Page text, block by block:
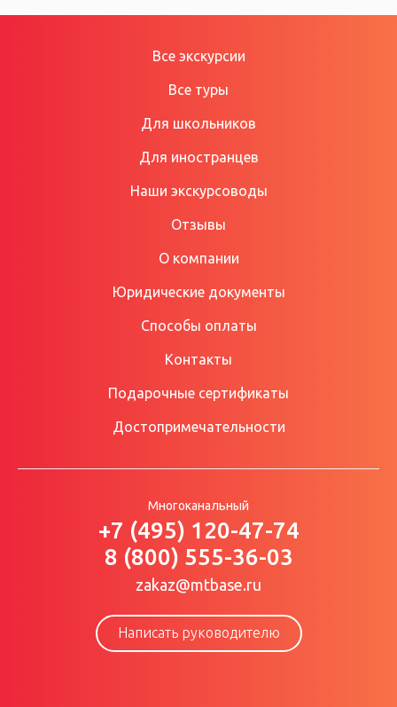
Все экскурсии
Все туры
Для школьников
Для иностранцев
Наши экскурсоводы
Отзывы
О компании
Юридические документы
Способы оплаты
Контакты
Подарочные сертификаты
Достопримечательности
Многоканальный
+7 (495) 120-47-74
8 (800) 555-36-03
zakaz@mtbase.ru
Написать руководителю